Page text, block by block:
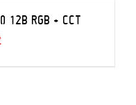
12B RGB + CCT